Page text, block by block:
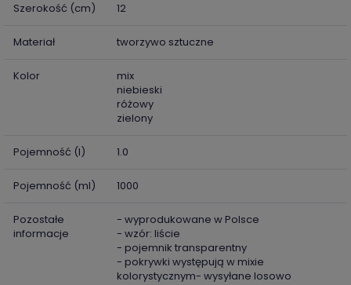
Szerokość (cm) 12
Materiał tworzywo sztuczne
Kolor
mix
niebieski
różowy
zielony
Pojemność (l) 1.0
Pojemność (ml) 1000
Pozostałe
informacje
- wyprodukowane w Polsce
- wzór: liście
- pojemnik transparentny
- pokrywki występują w mixie
kolorystycznym- wysyłane losowo